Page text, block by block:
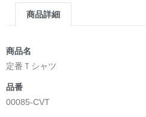
商品詳細
商品名
定番Ｔシャツ
品番
00085-CVT